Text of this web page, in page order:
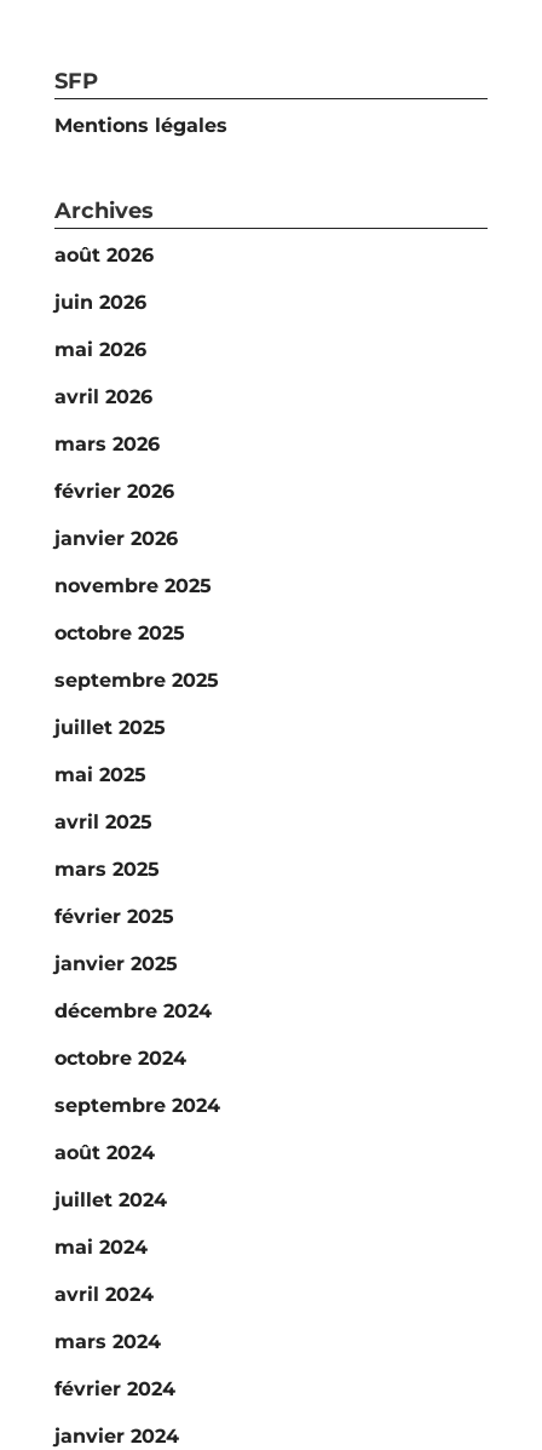
SFP
Mentions légales
Archives
août 2026
juin 2026
mai 2026
avril 2026
mars 2026
février 2026
janvier 2026
novembre 2025
octobre 2025
septembre 2025
juillet 2025
mai 2025
avril 2025
mars 2025
février 2025
janvier 2025
décembre 2024
octobre 2024
septembre 2024
août 2024
juillet 2024
mai 2024
avril 2024
mars 2024
février 2024
janvier 2024